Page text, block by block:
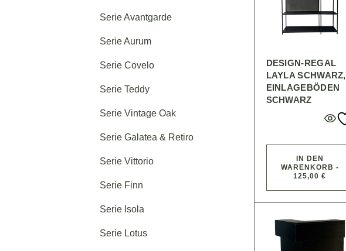
DESIGN-REGAL
LAYLA SCHWARZ,
EINLAGEBÖDEN
SCHWARZ
IN DEN
WARENKORB -
125,00 €
Serie Avantgarde
Serie Aurum
Serie Covelo
Serie Teddy
Serie Vintage Oak
Serie Galatea & Retiro
Serie Vittorio
Serie Finn
Serie Isola
Serie Lotus